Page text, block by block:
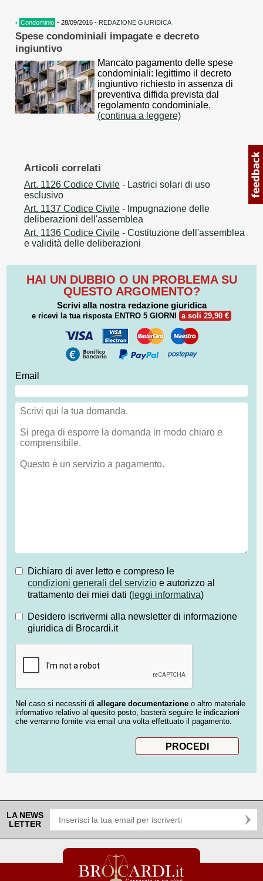
• Condominio - 28/09/2016 - REDAZIONE GIURIDICA
Spese condominiali impagate e decreto
ingiuntivo
Mancato pagamento delle spese
condominiali: legittimo il decreto
ingiuntivo richiesto in assenza di
preventiva diffida prevista dal
regolamento condominiale.
(continua a leggere)
Articoli correlati
Art. 1126 Codice Civile - Lastrici solari di uso
esclusivo
Art. 1137 Codice Civile - Impugnazione delle
deliberazioni dell'assemblea
Art. 1136 Codice Civile - Costituzione dell'assemblea
e validità delle deliberazioni
HAI UN DUBBIO O UN PROBLEMA SU
QUESTO ARGOMENTO?
Scrivi alla nostra redazione giuridica
e ricevi la tua risposta ENTRO 5 GIORNI a soli 29,90 €
Email
Dichiaro di aver letto e compreso le
condizioni generali del servizio e autorizzo al
trattamento dei miei dati ( leggi informativa)
Desidero iscrivermi alla newsletter di informazione
giuridica di Brocardi.it
Nel caso si necessiti di allegare documentazione o altro materiale
informativo relativo al quesito posto, basterà seguire le indicazioni
che verranno fornite via email una volta effettuato il pagamento.
LA NEWS
LETTER